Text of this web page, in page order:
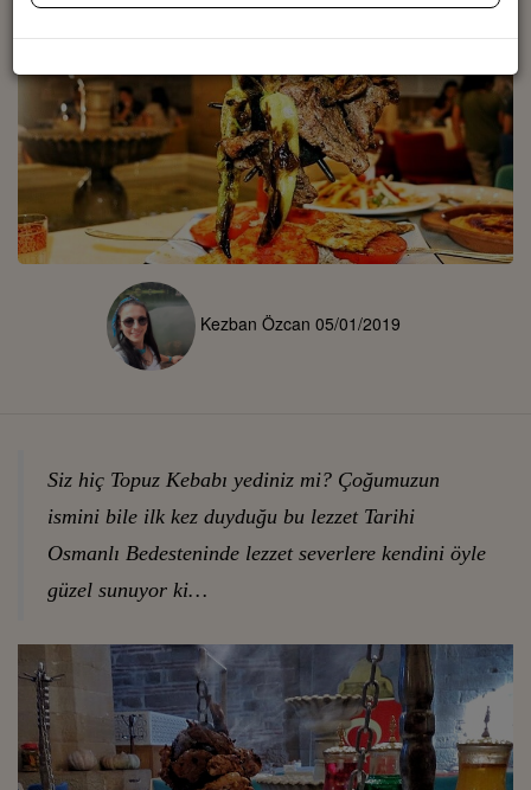
Kezban Özcan 05/01/2019
Siz hiç Topuz Kebabı yediniz mi? Çoğumuzun
ismini bile ilk kez duyduğu bu lezzet Tarihi
Osmanlı Bedesteninde lezzet severlere kendini öyle
güzel sunuyor ki…